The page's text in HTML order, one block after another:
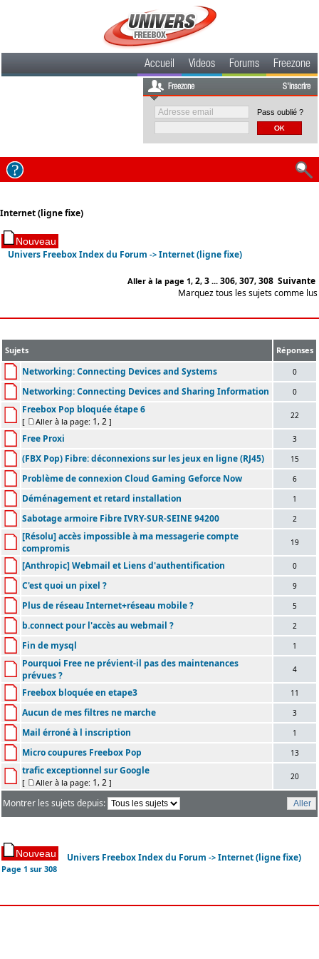
Accueil Videos Forums Freezone
Freezone S'inscrire
Pass oublié ?
Internet (ligne fixe)
Univers Freebox Index du Forum ->Internet (ligne fixe)
Aller à la page 1, 2, 3... 306, 307, 308 Suivante
Marquez tous les sujets comme lus
Sujets Réponses
Networking: Connecting Devices and Systems 0
Networking: Connecting Devices and Sharing Information 0
Freebox Pop bloquée étape 6
[ Aller à la page: 1 , 2 ]
22
Free Proxi 3
(FBX Pop) Fibre: déconnexions sur les jeux en ligne (RJ45) 15
Problème de connexion Cloud Gaming Geforce Now 6
Déménagement et retard installation 1
Sabotage armoire Fibre IVRY-SUR-SEINE 94200 2
[Résolu] accès impossible à ma messagerie compte
compromis
19
[Anthropic] Webmail et Liens d'authentification 0
C'est quoi un pixel ? 9
Plus de réseau Internet+réseau mobile ? 5
b.connect pour l'accès au webmail ? 2
Fin de mysql 1
Pourquoi Free ne prévient-il pas des maintenances
prévues ?
4
Freebox bloquée en etape3 11
Aucun de mes filtres ne marche 3
Mail érroné à l inscription 1
Micro coupures Freebox Pop 13
trafic exceptionnel sur Google
[ Aller à la page: 1 , 2 ]
20
Montrer les sujets depuis:
Univers Freebox Index du Forum ->Internet (ligne fixe)
Page1 sur308